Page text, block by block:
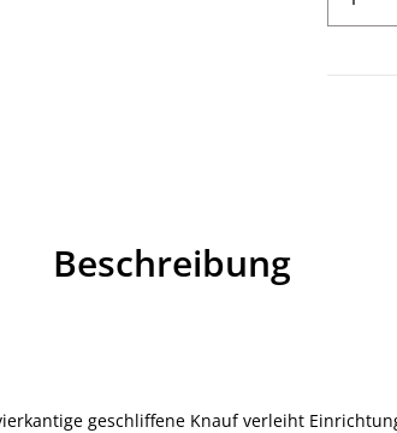
Beschreibung
geschliffene Knauf verleiht